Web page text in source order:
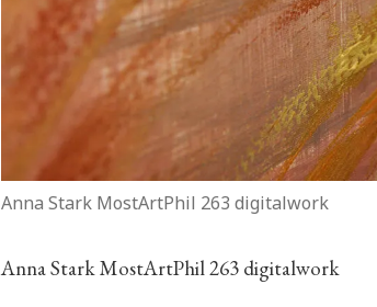
Anna Stark MostArtPhil 263 digitalwork
Anna Stark MostArtPhil 263 digitalwork